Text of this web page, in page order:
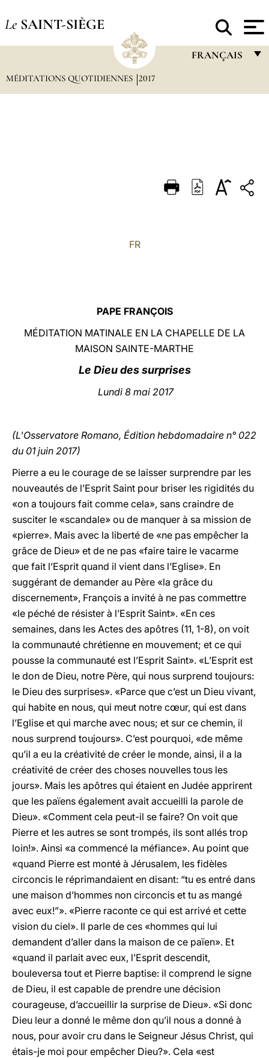
Le SAINT-SIÈGE
FRANÇAIS
DEUTSCH
MÉDITATIONS QUOTIDIENNES 2017
FR
PAPE FRANÇOIS
MÉDITATION MATINALE EN LA CHAPELLE DE LA
MAISON SAINTE-MARTHE
Le Dieu des surprises
Lundi 8 mai 2017
(L'Osservatore Romano, Édition hebdomadaire n° 022
du 01 juin 2017)
Pierre a eu le courage de se laisser surprendre par les
nouveautés de l’Esprit Saint pour briser les rigidités du
«on a toujours fait comme cela», sans craindre de
susciter le «scandale» ou de manquer à sa mission de
«pierre». Mais avec la liberté de «ne pas empêcher la
grâce de Dieu» et de ne pas «faire taire le vacarme
que fait l’Esprit quand il vient dans l’Eglise». En
suggérant de demander au Père «la grâce du
discernement», François a invité à ne pas commettre
«le péché de résister à l’Esprit Saint». «En ces
semaines, dans les Actes des apôtres (11, 1-8), on voit
la communauté chrétienne en mouvement; et ce qui
pousse la communauté est l’Esprit Saint». «L’Esprit est
le don de Dieu, notre Père, qui nous surprend toujours:
le Dieu des surprises». «Parce que c’est un Dieu vivant,
qui habite en nous, qui meut notre cœur, qui est dans
l’Eglise et qui marche avec nous; et sur ce chemin, il
nous surprend toujours». C’est pourquoi, «de même
qu’il a eu la créativité de créer le monde, ainsi, il a la
créativité de créer des choses nouvelles tous les
jours». Mais les apôtres qui étaient en Judée apprirent
que les païens également avait accueilli la parole de
Dieu». «Comment cela peut-il se faire? On voit que
Pierre et les autres se sont trompés, ils sont allés trop
loin!». Ainsi «a commencé la méfiance». Au point que
«quand Pierre est monté à Jérusalem, les fidèles
circoncis le réprimandaient en disant: “tu es entré dans
une maison d’hommes non circoncis et tu as mangé
avec eux!”». «Pierre raconte ce qui est arrivé et cette
vision du ciel». Il parle de ces «hommes qui lui
demandent d’aller dans la maison de ce païen». Et
«quand il parlait avec eux, l’Esprit descendit,
bouleversa tout et Pierre baptise: il comprend le signe
de Dieu, il est capable de prendre une décision
courageuse, d’accueillir la surprise de Dieu». «Si donc
Dieu leur a donné le même don qu’il nous a donné à
nous, pour avoir cru dans le Seigneur Jésus Christ, qui
étais-je moi pour empêcher Dieu?». Cela «est